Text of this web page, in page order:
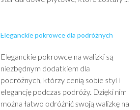
Eleganckie pokrowce dla podróżnych
Eleganckie pokrowce na walizki są
niezbędnym dodatkiem dla
podróżnych, którzy cenią sobie styl i
elegancję podczas podróży. Dzięki nim
można łatwo odróżnić swoją walizkę na